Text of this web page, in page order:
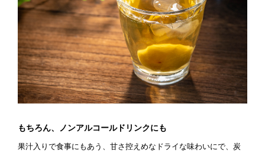
もちろん、ノンアルコールドリンクにも
果汁入りで食事にもあう、甘さ控えめなドライな味わいにで、炭